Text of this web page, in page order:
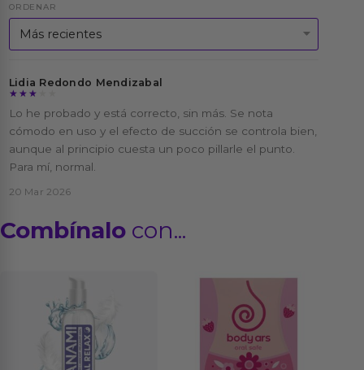
ORDENAR
Lidia Redondo Mendizabal
★★★★★
★★★★★
Lo he probado y está correcto, sin más. Se nota
cómodo en uso y el efecto de succión se controla bien,
aunque al principio cuesta un poco pillarle el punto.
Para mí, normal.
20 Mar 2026
Combínalo con...